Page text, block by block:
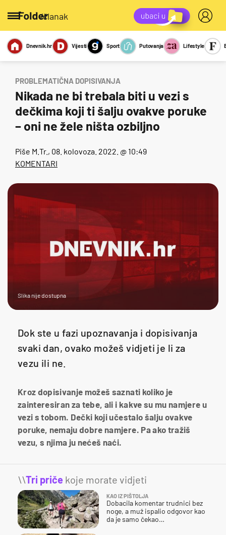
/članak
Miks Kviz
Report
Sexy
Dnevnik.hr Vijesti Sport Putovanja Lifestyle
PROBLEMATIČNA DOPISIVANJA
Nikada ne bi trebala biti u vezi s
dečkima koji ti šalju ovakve poruke
– oni ne žele ništa ozbiljno
Piše M.Tr. , 08. kolovoza. 2022. @ 10:49
KOMENTARI
Slika nije dostupna
Dok ste u fazi upoznavanja i dopisivanja
svaki dan, ovako možeš vidjeti je li za
vezu ili ne.
Kroz dopisivanje možeš saznati koliko je
zainteresiran za tebe, ali i kakve su mu namjere u
vezi s tobom. Dečki koji učestalo šalju ovakve
poruke, nemaju dobre namjere. Pa ako tražiš
vezu, s njima ju nećeš naći.
\\Tri priče koje morate vidjeti
KAO IZ PIŠTOLJA
Dobacila komentar trudnici bez
noge, a muž ispalio odgovor kao
da je samo čekao…